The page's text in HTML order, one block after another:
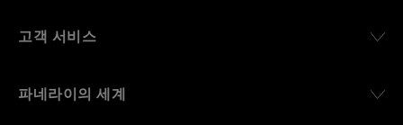
고객 서비스
파네라이의 세계